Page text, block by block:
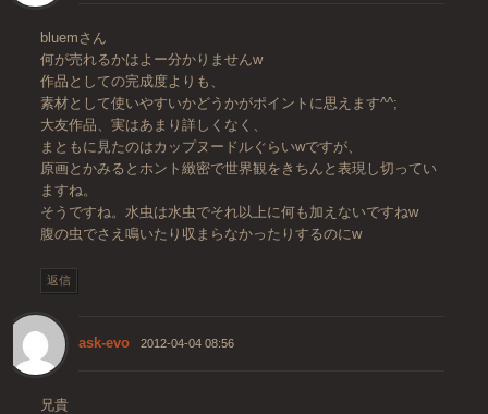
bluemさん
何が売れるかはよー分かりませんw
作品としての完成度よりも、
素材として使いやすいかどうかがポイントに思えます^^;
大友作品、実はあまり詳しくなく、
まともに見たのはカップヌードルぐらいwですが、
原画とかみるとホント緻密で世界観をきちんと表現し切ってい
ますね。
そうですね。水虫は水虫でそれ以上に何も加えないですねw
腹の虫でさえ鳴いたり収まらなかったりするのにw
返信
ask-evo 2012-04-04 08:56
兄貴